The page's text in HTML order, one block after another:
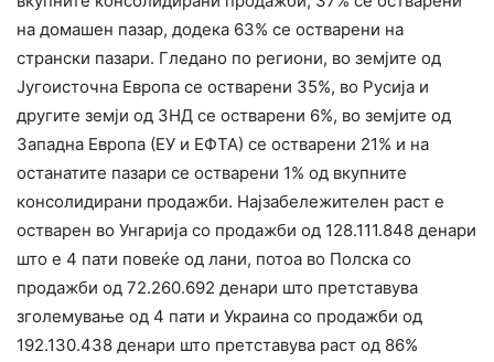
на домашен пазар, додека 63% се остварени на
странски пазари. Гледано по региони, во земјите од
Југоисточна Европа се остварени 35%, во Русија и
другите земји од ЗНД се остварени 6%, во земјите од
Западна Европа (ЕУ и ЕФТА) се остварени 21% и на
останатите пазари се остварени 1% од вкупните
консолидирани продажби. Најзабележителен раст е
остварен во Унгарија со продажби од 128.111.848 денари
што е 4 пати повеќе од лани, потоа во Полска со
продажби од 72.260.692 денари што претставува
зголемување од 4 пати и Украина со продажби од
192.130.438 денари што претставува раст од 86%